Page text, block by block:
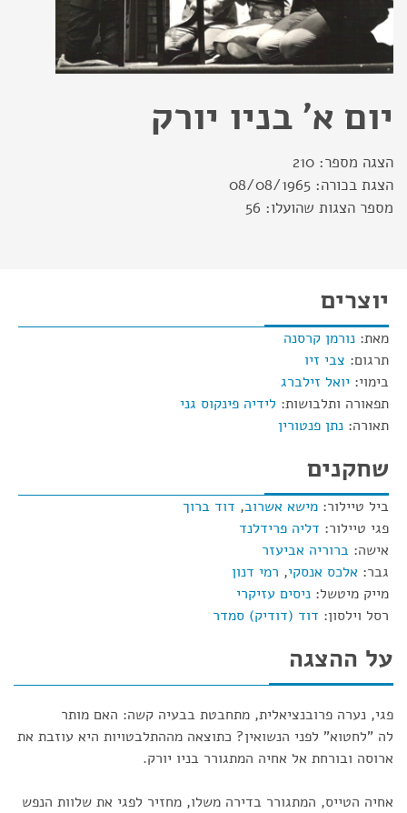
יום א' בניו יורק
הצגה מספר: 210
הצגת בכורה: 08/08/1965
מספר הצגות שהועלו: 56
יוצרים
מאת: נורמן קרסנה
תרגום: צבי זיו
בימוי: יואל זילברג
תפאורה ותלבושות: לידיה פינקוס גני
תאורה: נתן פנטורין
שחקנים
ביל טיילור: מישא אשרוב, דוד ברוך
פגי טיילור: דליה פרידלנד
אישה: ברוריה אביעזר
גבר: אלכס אנסקי, רמי דנון
מייק מיטשל: ניסים עזיקרי
רסל וילסון: דוד (דודיק) סמדר
על ההצגה
פגי, נערה פרובנציאלית, מתחבטת בבעיה קשה: האם מותר
לה "לחטוא" לפני הנשואין? כתוצאה מההתלבטויות היא עוזבת את
ארוסה ובורחת אל אחיה המתגורר בניו יורק.
אחיה הטייס, המתגורר בדירה משלו, מחזיר לפגי את שלוות הנפש